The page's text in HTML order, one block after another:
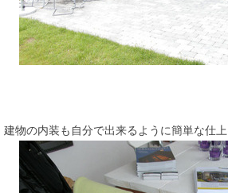
建物の内装も自分で出来るように簡単な仕上